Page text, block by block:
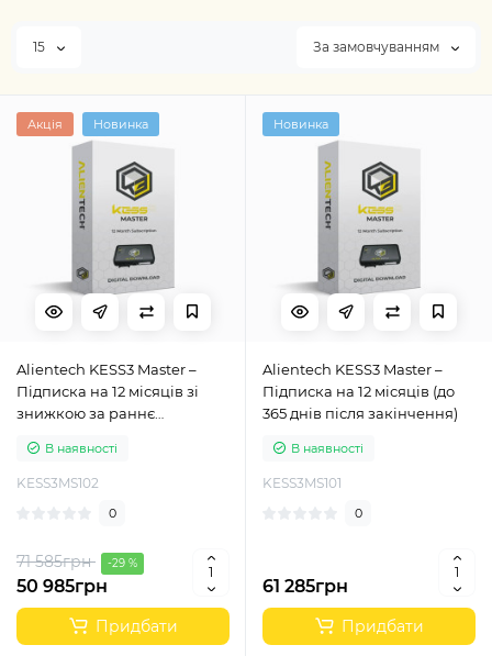
15 За замовчуванням
Акція Новинка
Alientech KESS3 Master –
Підписка на 12 місяців зі
знижкою за раннє
В наявності
KESS3MS102
0
71 585грн -29 %
50 985грн
Придбати
Новинка
Alientech KESS3 Master –
Підписка на 12 місяців (до
365 днів після закінчення)
В наявності
KESS3MS101
0
61 285грн
Придбати